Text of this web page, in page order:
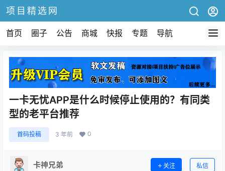
项目精选网
首页 圈子 公告 商城 快报 专题 导航
一卡无忧APP是什么时候停止使用的？有同类
型的老平台推荐
首码投稿 3 年前 0
卡神兄弟 关注 私信